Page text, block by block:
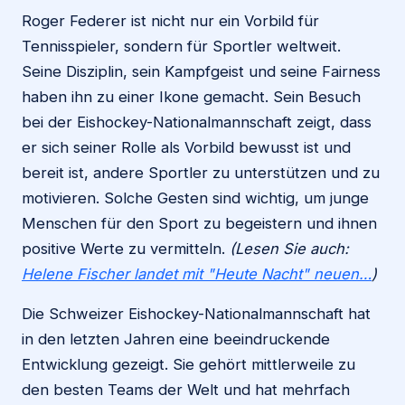
Roger Federer ist nicht nur ein Vorbild für
Tennisspieler, sondern für Sportler weltweit.
Seine Disziplin, sein Kampfgeist und seine Fairness
haben ihn zu einer Ikone gemacht. Sein Besuch
bei der Eishockey-Nationalmannschaft zeigt, dass
er sich seiner Rolle als Vorbild bewusst ist und
bereit ist, andere Sportler zu unterstützen und zu
motivieren. Solche Gesten sind wichtig, um junge
Menschen für den Sport zu begeistern und ihnen
positive Werte zu vermitteln. (Lesen Sie auch:
Helene Fischer landet mit "Heute Nacht" neuen…)
Die Schweizer Eishockey-Nationalmannschaft hat
in den letzten Jahren eine beeindruckende
Entwicklung gezeigt. Sie gehört mittlerweile zu
den besten Teams der Welt und hat mehrfach